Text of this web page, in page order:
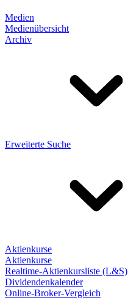
Medien
Medienübersicht
Archiv
Erweiterte Suche
Aktienkurse
Aktienkurse
Realtime-Aktienkursliste (L&S)
Dividendenkalender
Online-Broker-Vergleich